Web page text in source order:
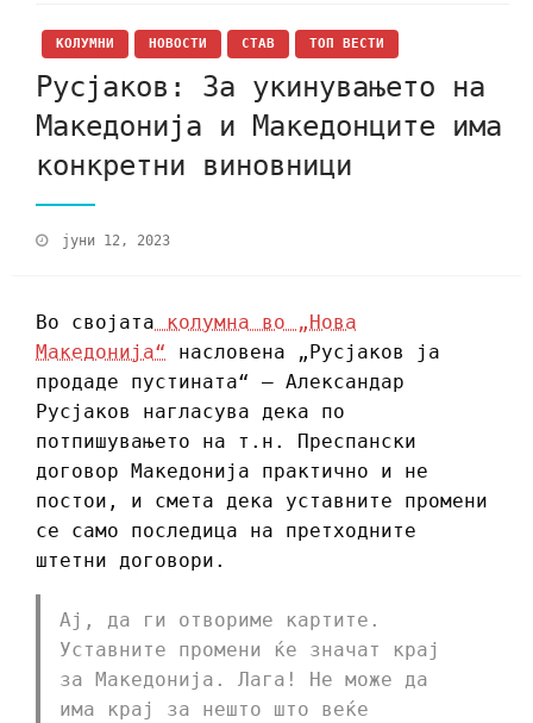
KОЛУМНИ НОВОСТИ СТАВ ТОП ВЕСТИ
Русјаков: За укинувањето на
Македонија и Македонците има
конкретни виновници
јуни 12, 2023
Во својата колумна во „Нова
Македонија“
насловена „Русјаков ја
продаде пустината“ – Александар
Русјаков нагласува дека по
потпишувањето на т.н. Преспански
договор Македонија практично и не
постои, и смета дека уставните промени
се само последица на претходните
штетни договори.
Ај, да ги отвориме картите.
Уставните промени ќе значат крај
за Македонија. Лага! Не може да
има крај за нешто што веќе